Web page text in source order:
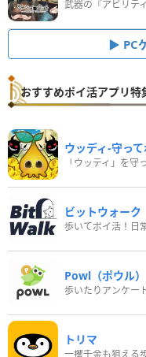
PC
おすすめポイ活アプリ特
ウッディ‐守っ
「ウッディ」を守
ビットウォーク
Powl（ポウル）
トリマ